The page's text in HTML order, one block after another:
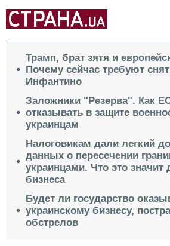
Трамп, брат зятя и
Почему сейчас требуют
Инфантино
Заложники "Резерва". Как
отказывать в защите
украинцам
Налоговикам дали легкий
данных о пересечении
украинцами. Что это
бизнеса
Будет ли государство
украинскому бизнесу,
обстрелов